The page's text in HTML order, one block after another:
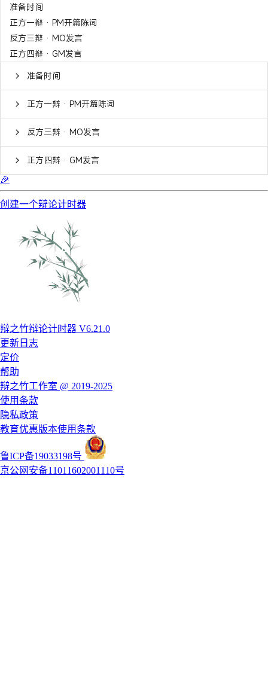
准备时间
正方一辩 · PM开篇陈词
反方三辩 · MO发言
正方四辩 · GM发言
准备时间
正方一辩 · PM开篇陈词
反方三辩 · MO发言
正方四辩 · GM发言
🎉
创建一个辩论计时器
辩之竹辩论计时器 V6.21.0
更新日志
定价
帮助
辩之竹工作室 @ 2019-2025
使用条款
隐私政策
教育优惠版本使用条款
鲁ICP备19033198号
京公网安备11011602001110号